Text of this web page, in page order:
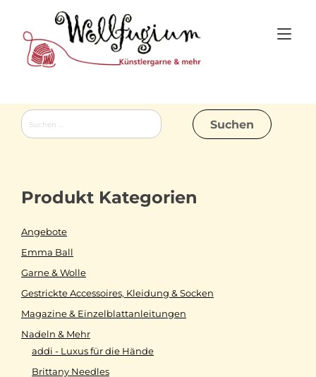
content
Suchen
nach:
Produkt Kategorien
Angebote
Emma Ball
Garne & Wolle
Gestrickte Accessoires, Kleidung & Socken
Magazine & Einzelblattanleitungen
Nadeln & Mehr
addi - Luxus für die Hände
Brittany Needles